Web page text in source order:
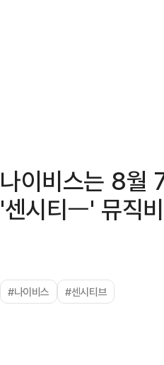
나이비스는 8월
'센시티ㅡ' 뮤직
#나이비스 #센시티브